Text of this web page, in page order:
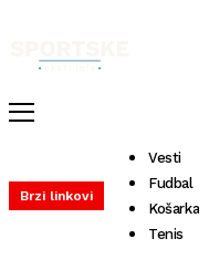
Brzi linkovi
Vesti
Fudbal
Košarka
Tenis